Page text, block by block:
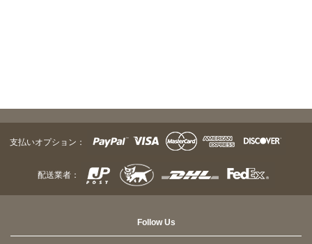
支払いオプション：
配送業者：
Follow Us